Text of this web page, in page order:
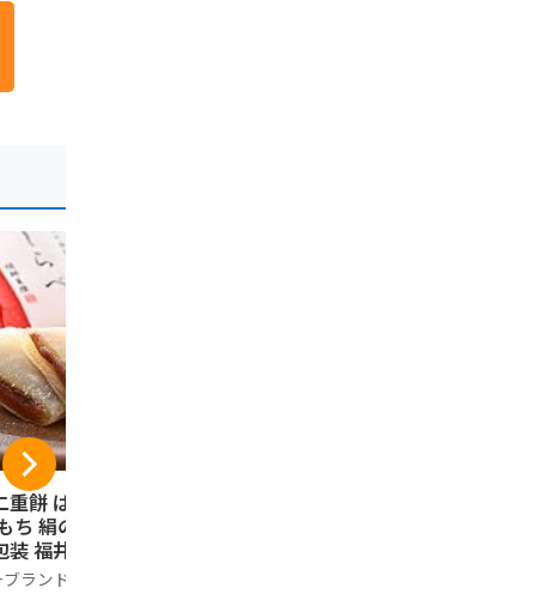
重餅 はぶたえ
ち 絹のしらべ
装 福井こしひか
二重折餅 福井県
ランド品